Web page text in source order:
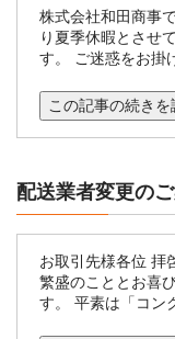
株式会社和田商事
り夏季休暇とさせ
す。 ご迷惑をお掛
この記事の続き
配送業者変更の
お取引先様各位
繁盛のこととお喜
す。 平素は「コン